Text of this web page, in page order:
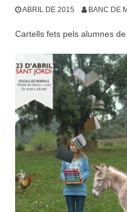
ABRIL DE 2015 BANC DE
Cartells fets pels alumnes de